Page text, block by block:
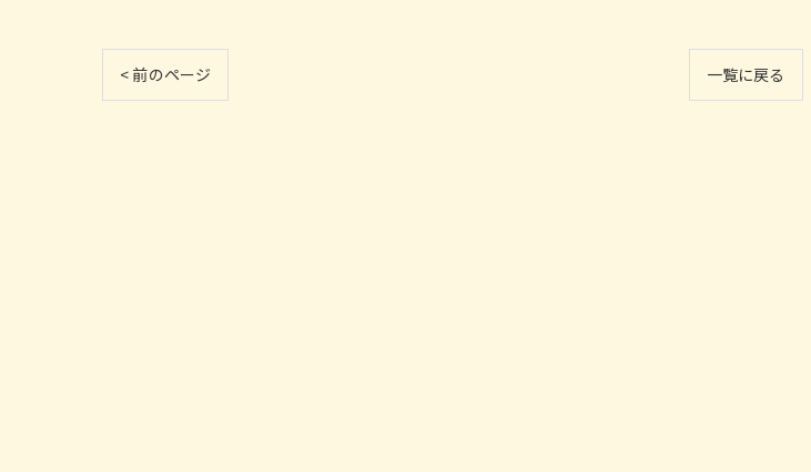
< 前のページ 一覧に戻る